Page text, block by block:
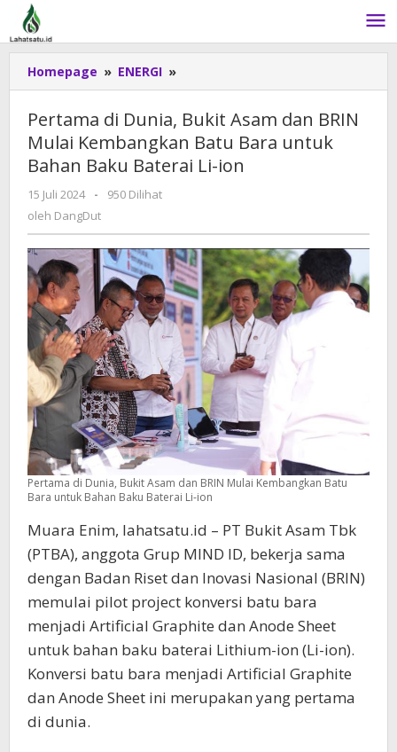
Lewati
konten
Homepage » ENERGI »
di
Dunia,
Bukit
Asam
dan
Batu
Bara
untuk
Bahan
Baku
Baterai
Li-
ion
Pertama di Dunia, Bukit Asam dan BRIN
Mulai Kembangkan Batu Bara untuk
Bahan Baku Baterai Li-ion
15 Juli 2024
oleh
DangDut
-
950 Dilihat
oleh DangDut
Pertama di Dunia, Bukit Asam dan BRIN Mulai Kembangkan Batu
Bara untuk Bahan Baku Baterai Li-ion
Muara Enim, lahatsatu.id – PT Bukit Asam Tbk
(PTBA), anggota Grup MIND ID, bekerja sama
dengan Badan Riset dan Inovasi Nasional (BRIN)
memulai pilot project konversi batu bara
menjadi Artificial Graphite dan Anode Sheet
untuk bahan baku baterai Lithium-ion (Li-ion).
Konversi batu bara menjadi Artificial Graphite
dan Anode Sheet ini merupakan yang pertama
di dunia.